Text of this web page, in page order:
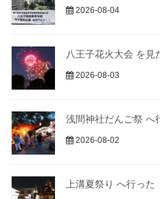
2026-08-04
八王子花火大会 を見
2026-08-03
浅間神社だんご祭 へ
2026-08-02
上溝夏祭り へ行った